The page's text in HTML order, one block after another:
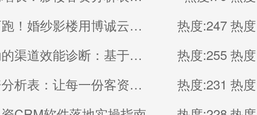
年中不盲跑！婚纱影楼用博诚云系统做客资复盘，下半年业绩翻倍
热度:247热
数据驱动的渠道效能诊断：基于销控表的深度分析
热度:255热
报备客资分析表：让每一份客资都产生价值的“经营仪表盘”
热度:231 热